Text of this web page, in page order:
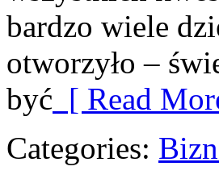
bardzo wiele
otworzyło –
być [ Read
Categories: